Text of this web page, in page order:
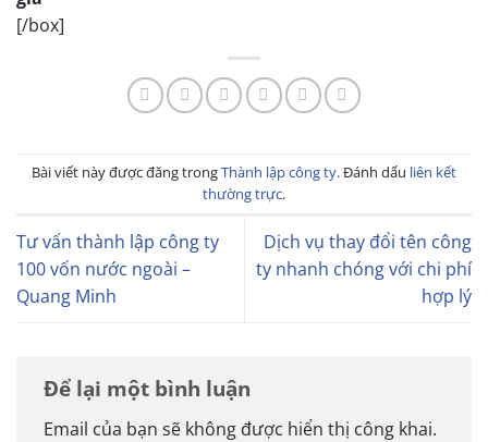
[/box]
Bài viết này được đăng trongThành lập công ty. Đánh dấu liên kết
thường trực.
Tư vấn thành lập công ty
100 vốn nước ngoài –
Quang Minh
Dịch vụ thay đổi tên công
ty nhanh chóng với chi phí
hợp lý
Để lại một bình luận
Email của bạn sẽ không được hiển thị công khai.